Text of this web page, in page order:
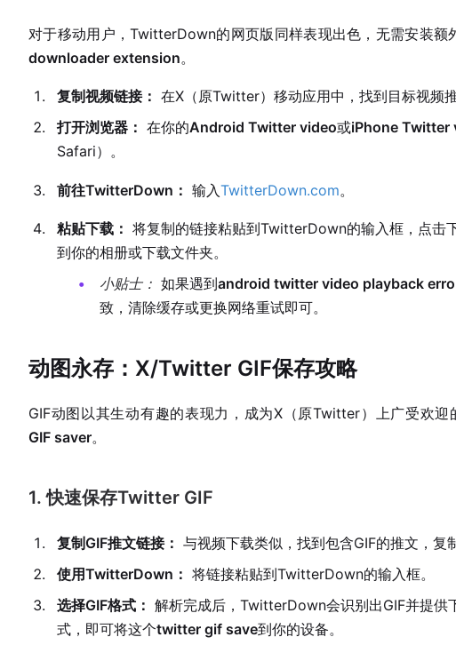
对于移动用户，TwitterDown的网页版同样表现出色，无需安装额
downloader extension。
复制视频链接： 在X（原Twitter）移动应用中，找到目标视频
打开浏览器： 在你的Android Twitter video或iPhone Twitter
Safari）。
前往TwitterDown： 输入TwitterDown.com。
粘贴下载： 将复制的链接粘贴到TwitterDown的输入框，点击
到你的相册或下载文件夹。
小贴士： 如果遇到android twitter video playback
致，清除缓存或更换网络重试即可。
动图永存：X/Twitter GIF保存攻略
GIF动图以其生动有趣的表现力，成为X（原Twitter）上广受欢
GIF saver。
1. 快速保存Twitter GIF
复制GIF推文链接： 与视频下载类似，找到包含GIF的推文，复
使用TwitterDown： 将链接粘贴到TwitterDown的输入框。
选择GIF格式： 解析完成后，TwitterDown会识别出GIF并提供
式，即可将这个twitter gif save到你的设备。